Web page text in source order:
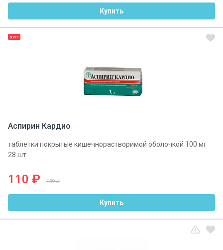
Купить
ХИТ
Аспирин Кардио
таблетки покрытые кишечнорастворимой оболочкой 100 мг
28 шт.
110 ₽ 139 ₽
Купить